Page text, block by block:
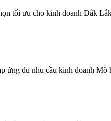
tối ưu cho kinh doanh Đắk
đủ nhu cầu kinh doanh